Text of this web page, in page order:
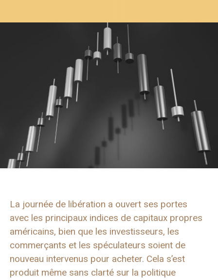
La journée de libération a ouvert ses portes
avec les principaux indices de capitaux propres
américains, bien que les investisseurs, les
commerçants et les spéculateurs soient de
nouveau intervenus pour acheter. Cela s’est
produit même sans clarté sur la politique